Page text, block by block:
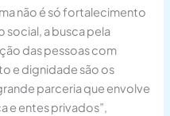
não é só fortalecimento
a busca pela
das pessoas com
e dignidade são os
parceria que envolve
e entes privados”,